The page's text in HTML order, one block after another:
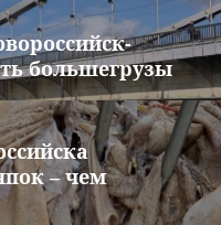
большегрузы
– чем